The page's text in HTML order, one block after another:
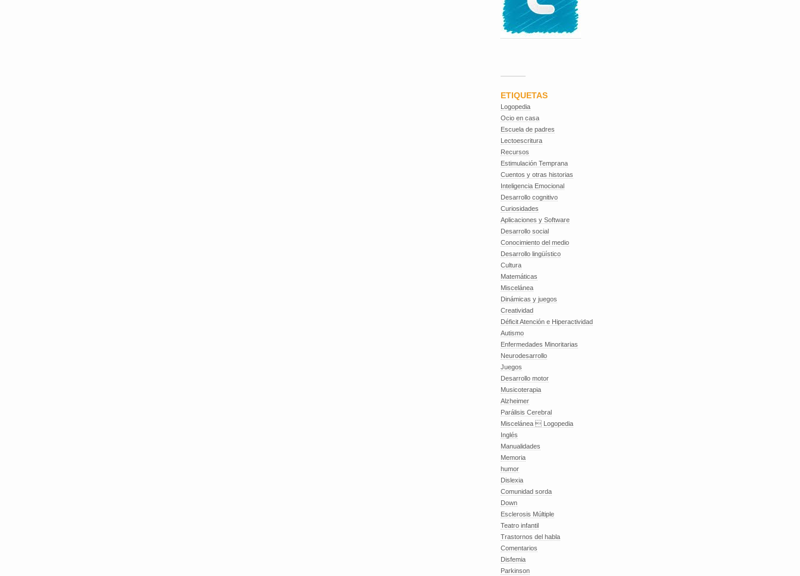
ETIQUETAS
Logopedia
Ocio en casa
Escuela de padres
Lectoescritura
Recursos
Estimulación Temprana
Cuentos y otras historias
Inteligencia Emocional
Desarrollo cognitivo
Curiosidades
Aplicaciones y Software
Desarrollo social
Conocimiento del medio
Desarrollo lingüístico
Cultura
Matemáticas
Miscelánea
Dinámicas y juegos
Creatividad
Déficit Atención e Hiperactividad
Autismo
Enfermedades Minoritarias
Neurodesarrollo
Juegos
Desarrollo motor
Musicoterapia
Alzheimer
Parálisis Cerebral
Miscelánea  Logopedia
Inglés
Manualidades
Memoria
humor
Dislexia
Comunidad sorda
Down
Esclerosis Múltiple
Teatro infantil
Trastornos del habla
Comentarios
Disfemia
Parkinson